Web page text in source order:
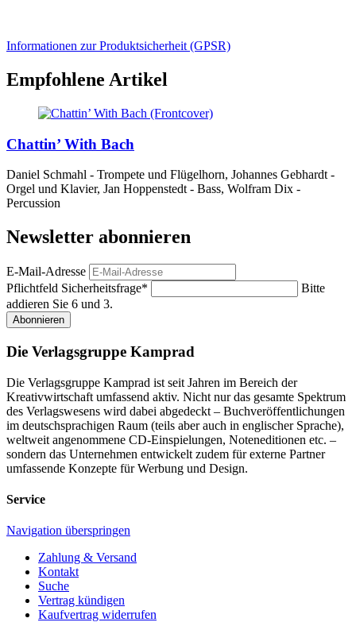
Informationen zur Produktsicherheit (GPSR)
Empfohlene Artikel
Chattin’ With Bach
Daniel Schmahl - Trompete und Flügelhorn, Johannes Gebhardt -
Orgel und Klavier, Jan Hoppenstedt - Bass, Wolfram Dix -
Percussion
Newsletter abonnieren
E-Mail-Adresse
Pflichtfeld Sicherheitsfrage*
Bitte
addieren Sie 6 und 3.
Abonnieren
Die Verlagsgruppe Kamprad
Die Verlagsgruppe Kamprad ist seit Jahren im Bereich der
Kreativwirtschaft umfassend aktiv. Nicht nur das gesamte Spektrum
des Verlagswesens wird dabei abgedeckt – Buchveröffentlichungen
im deutschsprachigen Raum (teils aber auch in englischer Sprache),
weltweit angenommene CD-Einspielungen, Noteneditionen etc. –
sondern das Unternehmen entwickelt zudem für externe Partner
umfassende Konzepte für Werbung und Design.
Service
Navigation überspringen
Zahlung & Versand
Kontakt
Suche
Vertrag kündigen
Kaufvertrag widerrufen